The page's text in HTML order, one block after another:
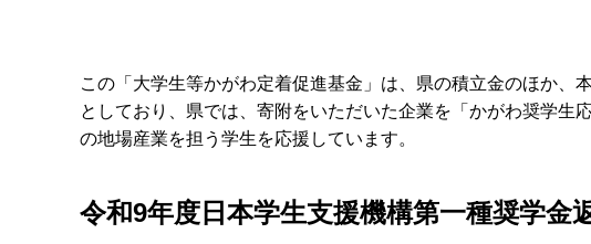
この「大学生等かがわ定着促進基金」は、県の積立金のほか
としており、県では、寄附をいただいた企業を「かがわ奨学
の地場産業を担う学生を応援しています。
令和9年度日本学生支援機構第一種奨学金